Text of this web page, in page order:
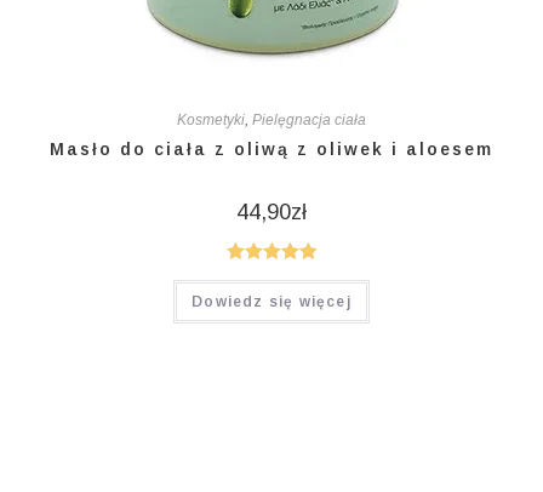
Kosmetyki, Pielęgnacja ciała
Masło do ciała z oliwą z oliwek i aloesem
44,90zł
Oceniono
5.00 na 5
Dowiedz się więcej